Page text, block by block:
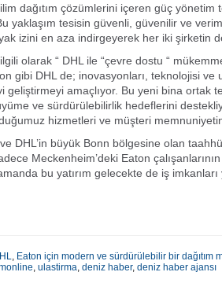
dağıtım çözümlerini içeren güç
yaklaşım tesisin güvenli, güvenilir ve
izini en aza indirgeyerek her iki şirketin
olarak “ DHL ile “çevre dostu “
gibi DHL de; inovasyonları, teknolojisi ve
geliştirmeyi amaçlıyor. Bu yeni bina ortak
ve sürdürülebilirlik hedeflerini
hizmetleri ve müşteri
DHL’in büyük Bonn bölgesine olan
Meckenheim’deki Eaton
bu yatırım gelecekte de iş
, Eaton için modern ve sürdürülebilir bir dağıtım
, ulastirma, deniz haber, deniz haber ajansı